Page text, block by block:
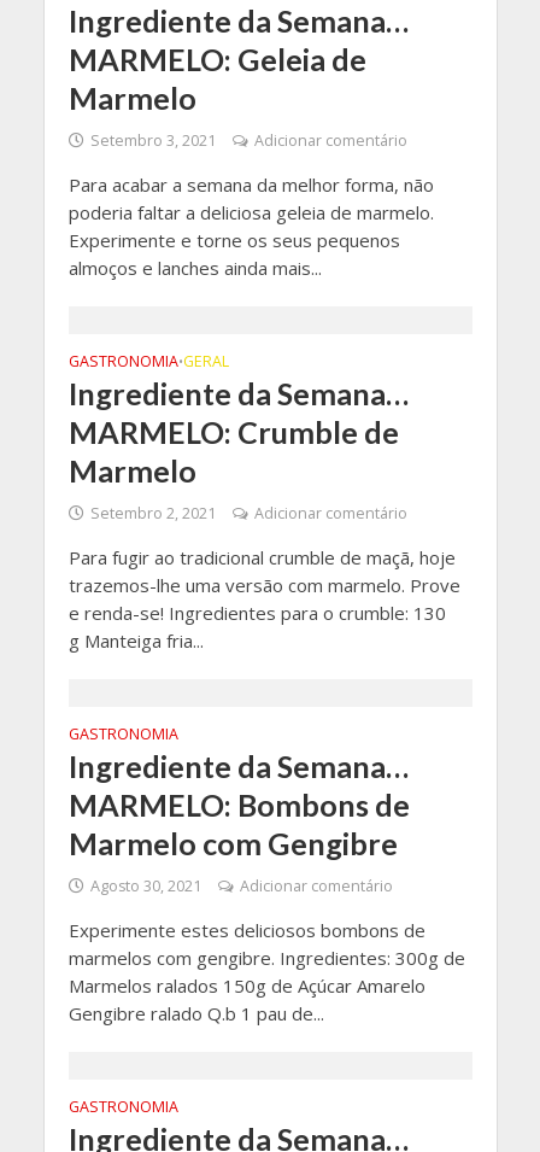
Ingrediente da Semana…
MARMELO: Geleia de
Marmelo
Setembro 3, 2021 Adicionar comentário
Para acabar a semana da melhor forma, não
poderia faltar a deliciosa geleia de marmelo.
Experimente e torne os seus pequenos
almoços e lanches ainda mais...
GASTRONOMIA•GERAL
Ingrediente da Semana…
MARMELO: Crumble de
Marmelo
Setembro 2, 2021 Adicionar comentário
Para fugir ao tradicional crumble de maçã, hoje
trazemos-lhe uma versão com marmelo. Prove
e renda-se! Ingredientes para o crumble: 130
g Manteiga fria...
GASTRONOMIA
Ingrediente da Semana…
MARMELO: Bombons de
Marmelo com Gengibre
Agosto 30, 2021 Adicionar comentário
Experimente estes deliciosos bombons de
marmelos com gengibre. Ingredientes: 300g de
Marmelos ralados 150g de Açúcar Amarelo
Gengibre ralado Q.b 1 pau de...
GASTRONOMIA
Ingrediente da Semana…